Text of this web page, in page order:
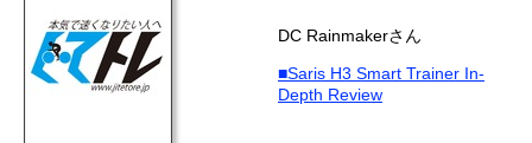
DC Rainmakerさん
■Saris H3 Smart Trainer In-
Depth Review